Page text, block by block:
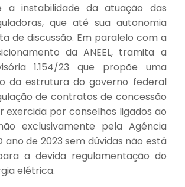
a instabilidade da atuação das
que até sua autonomia
de discussão. Em paralelo com a
da ANEEL, tramita a
1.154/23 que propõe uma
da estrutura do governo federal
de contratos de concessão
exercida por conselhos ligados ao
exclusivamente pela Agência
ano de 2023 sem dúvidas não está
a devida regulamentação do
elétrica.